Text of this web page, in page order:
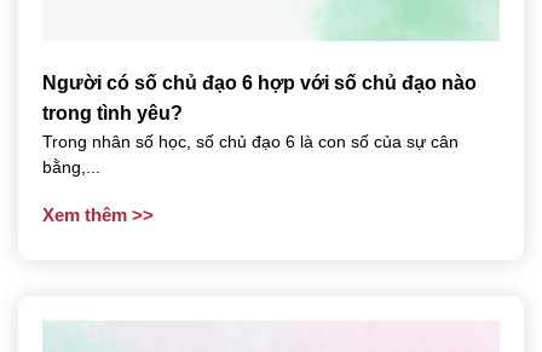
Người có số chủ đạo 6 hợp với số chủ đạo nào
trong tình yêu?
Trong nhân số học, số chủ đạo 6 là con số của sự cân
bằng,...
Xem thêm